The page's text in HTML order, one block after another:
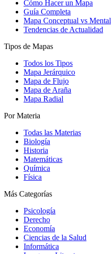
Cómo Hacer un Mapa
Guía Completa
Mapa Conceptual vs Mental
Tendencias de Actualidad
Tipos de Mapas
Todos los Tipos
Mapa Jerárquico
Mapa de Flujo
Mapa de Araña
Mapa Radial
Por Materia
Todas las Materias
Biología
Historia
Matemáticas
Química
Física
Más Categorías
Psicología
Derecho
Economía
Ciencias de la Salud
Informática